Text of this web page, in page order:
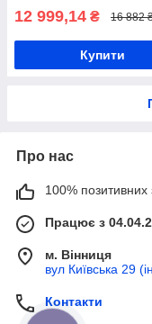
12 999,14 ₴ 16 882
Купити
Про нас
100% позитивних
Працює з
м. Вінниця
вул Київська 29
Контакти